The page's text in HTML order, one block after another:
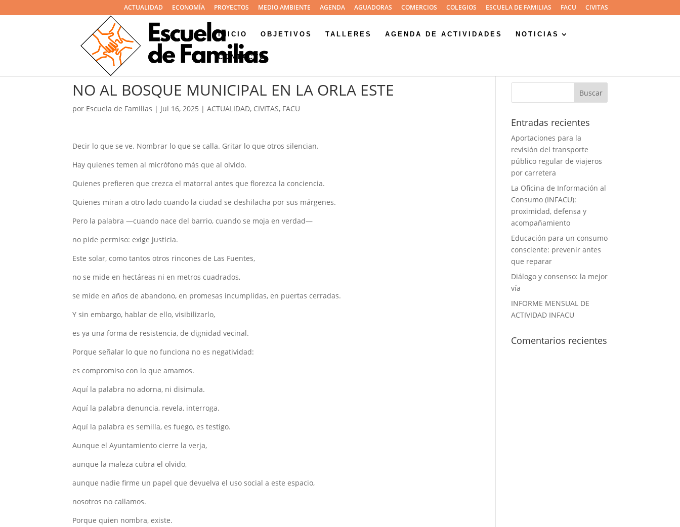
ACTUALIDAD ECONOMÍA PROYECTOS MEDIO AMBIENTE AGENDA AGUADORAS COMERCIOS COLEGIOS ESCUELA DE FAMILIAS FACU CIVITAS
INICIO OBJETIVOS TALLERES AGENDA DE ACTIVIDADES NOTICIAS
CONTACTO
NO AL BOSQUE MUNICIPAL EN LA ORLA ESTE
por Escuela de Familias | Jul 16, 2025 | ACTUALIDAD, CIVITAS, FACU
Decir lo que se ve. Nombrar lo que se calla. Gritar lo que otros silencian.
Hay quienes temen al micrófono más que al olvido.
Quienes prefieren que crezca el matorral antes que florezca la conciencia.
Quienes miran a otro lado cuando la ciudad se deshilacha por sus márgenes.
Pero la palabra —cuando nace del barrio, cuando se moja en verdad—
no pide permiso: exige justicia.
Este solar, como tantos otros rincones de Las Fuentes,
no se mide en hectáreas ni en metros cuadrados,
se mide en años de abandono, en promesas incumplidas, en puertas cerradas.
Y sin embargo, hablar de ello, visibilizarlo,
es ya una forma de resistencia, de dignidad vecinal.
Porque señalar lo que no funciona no es negatividad:
es compromiso con lo que amamos.
Aquí la palabra no adorna, ni disimula.
Aquí la palabra denuncia, revela, interroga.
Aquí la palabra es semilla, es fuego, es testigo.
Aunque el Ayuntamiento cierre la verja,
aunque la maleza cubra el olvido,
aunque nadie firme un papel que devuelva el uso social a este espacio,
nosotros no callamos.
Porque quien nombra, existe.
Entradas recientes
Aportaciones para la
revisión del transporte
público regular de viajeros
por carretera
La Oficina de Información al
Consumo (INFACU):
proximidad, defensa y
acompañamiento
Educación para un consumo
consciente: prevenir antes
que reparar
Diálogo y consenso: la mejor
vía
INFORME MENSUAL DE
ACTIVIDAD INFACU
Comentarios recientes